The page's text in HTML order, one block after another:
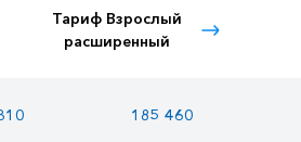
Тариф Взрослый
расширенный
185 460